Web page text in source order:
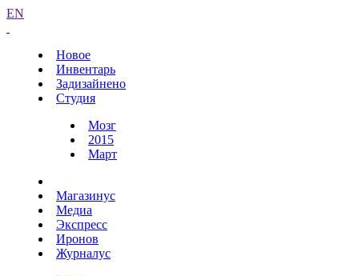
EN
Новое
Инвентарь
Задизайнено
Студия
Мозг
2015
Март
Магазинус
Медиа
Экспресс
Иронов
Журналус